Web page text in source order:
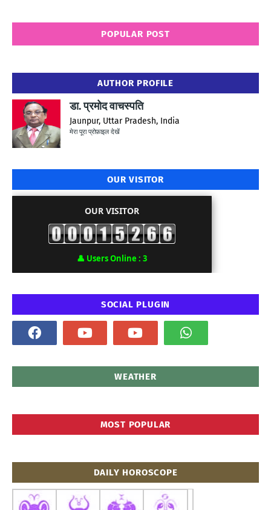
POPULAR POST
AUTHOR PROFILE
डा. प्रमोद वाचस्पति
Jaunpur, Uttar Pradesh, India
मेरा पूरा प्रोफ़ाइल देखें
OUR VISITOR
OUR VISITOR
👤 Users Online : 3
SOCIAL PLUGIN
WEATHER
MOST POPULAR
DAILY HOROSCOPE